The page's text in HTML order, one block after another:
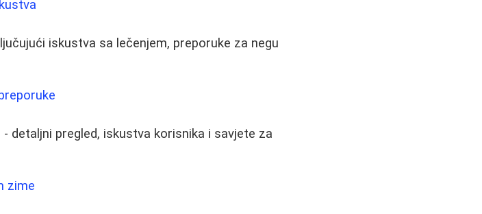
iskustva sa lečenjem, preporuke za negu
detaljni pregled, iskustva korisnika i savjete za
zime